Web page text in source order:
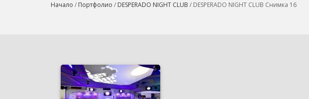
Начало / Портфолио / DESPERADO NIGHT CLUB / DESPERADO NIGHT CLUB Снимка 16